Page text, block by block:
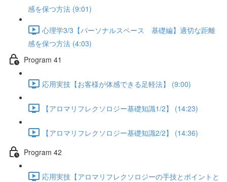
感を保つ方法 (9:01)
心理学3/3【パーソナルスペース 基礎編】適切な距離
感を保つ方法 (4:03)
Program 41
応用実技【お客様が体感できる足軽法】 (9:00)
【アロマリフレクソロジー基礎知識1/2】 (14:23)
【アロマリフレクソロジー基礎知識2/2】 (14:36)
Program 42
応用実技【アロマリフレクソロジーの手技とポイントと